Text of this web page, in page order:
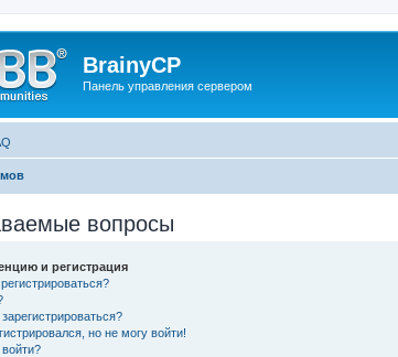
BrainyCP
Панель управления сервером
вопросы
и регистрация
но не могу войти!